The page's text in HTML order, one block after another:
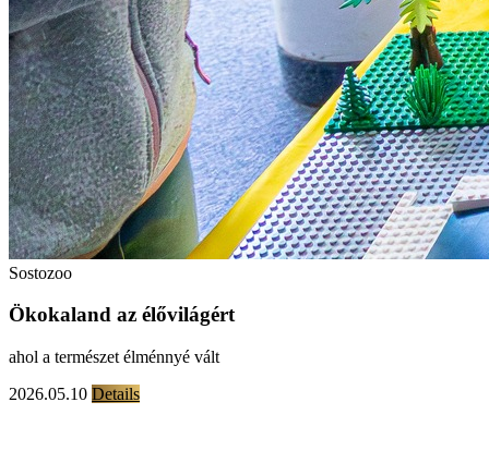
Sostozoo
Ökokaland az élővilágért
ahol a természet élménnyé vált
2026.05.10 Details